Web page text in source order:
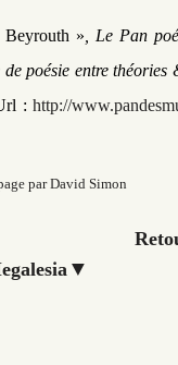
Beyrouth » , Le Pan
poésie entre théories
: http://
par David Simon
Retour à
▼